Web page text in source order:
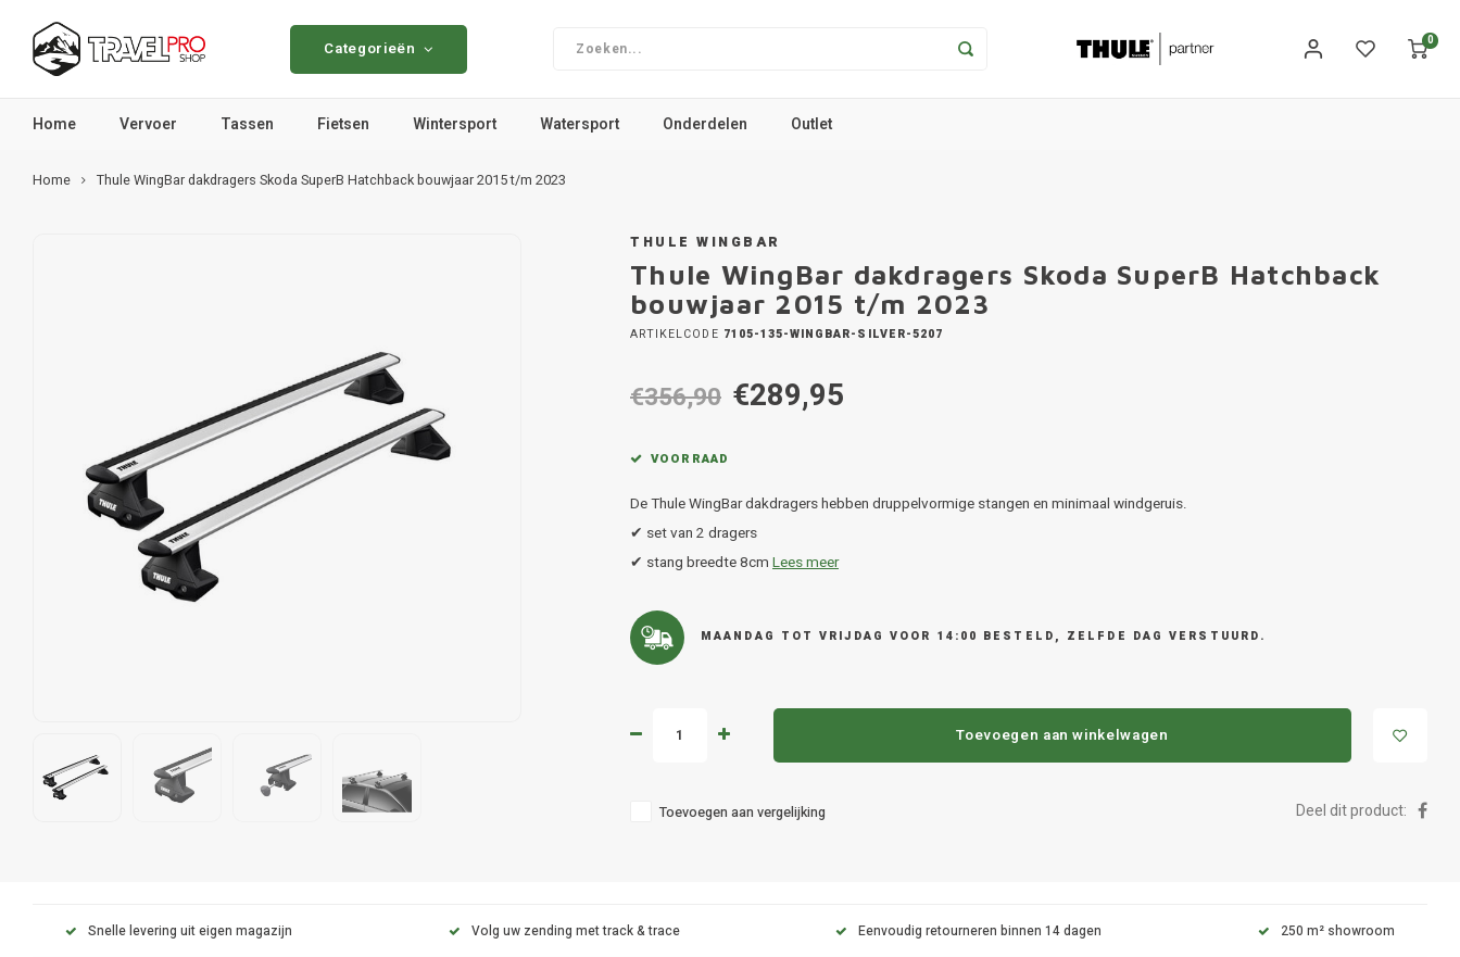
Categorieën 0
Home Vervoer Tassen Fietsen Wintersport Watersport Onderdelen Outlet
Home Thule WingBar dakdragers Skoda SuperB Hatchback bouwjaar 2015 t/m 2023
THULE WINGBAR
Thule WingBar dakdragers Skoda SuperB Hatchback
bouwjaar 2015 t/m 2023
ARTIKELCODE 7105-135-WINGBAR-SILVER-5207
€356,90 €289,95
VOORRAAD
De Thule WingBar dakdragers hebben druppelvormige stangen en minimaal windgeruis.
✔ set van 2 dragers
✔ stang breedte 8cm Lees meer
MAANDAG TOT VRIJDAG VOOR 14:00 BESTELD, ZELFDE DAG VERSTUURD.
Toevoegen aan winkelwagen
Toevoegen aan vergelijking Deel dit product:
Snelle levering uit eigen magazijn Volg uw zending met track & trace Eenvoudig retourneren binnen 14 dagen 250 m² showroom